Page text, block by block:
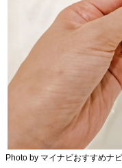
Photo by マイナビおすすめナビ